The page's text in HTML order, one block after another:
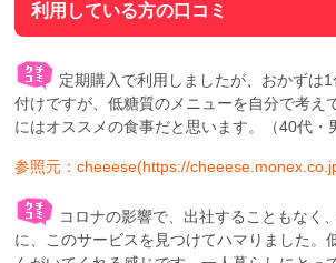
利用している方の口コミ
定期購入で利用しましたが、おかずは
付けですが、低糖質のメニューを自分で考
にはオススメの食事だと思います。（40代・
参照元：cheeese(https://
コロナの影響で、出社することもなく
に、このサービスを見つけてハマりました。